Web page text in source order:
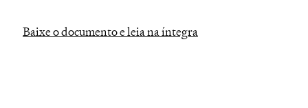
Baixe o documento e leia na íntegra